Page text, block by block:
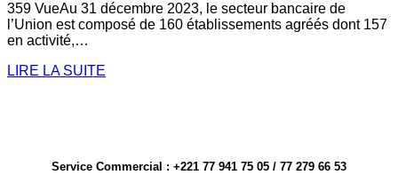
359 VueAu 31 décembre 2023, le secteur bancaire de
l’Union est composé de 160 établissements agréés dont 157
en activité,…
LIRE LA SUITE
Service Commercial : +221 77 941 75 05 / 77 279 66 53